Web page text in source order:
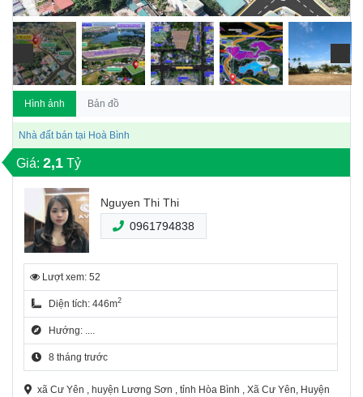
Hình ảnh Bản đồ
Nhà đất bán tại Hoà Bình
Giá:2,1 Tỷ
Nguyen Thi Thi
0961794838
Lượt xem: 52
Diện tích: 446m2
Hướng: ....
8 tháng trước
xã Cư Yên , huyện Lương Sơn , tỉnh Hòa Bình , Xã Cư Yên, Huyện